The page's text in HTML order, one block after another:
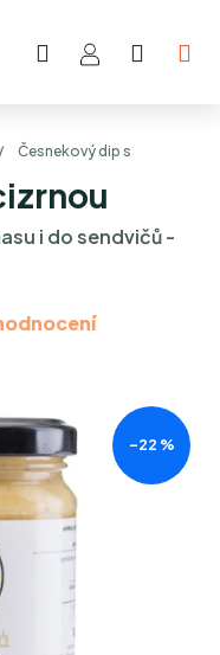
Hledat
/
Česnekový dip s
i do sendvičů -
–22 %